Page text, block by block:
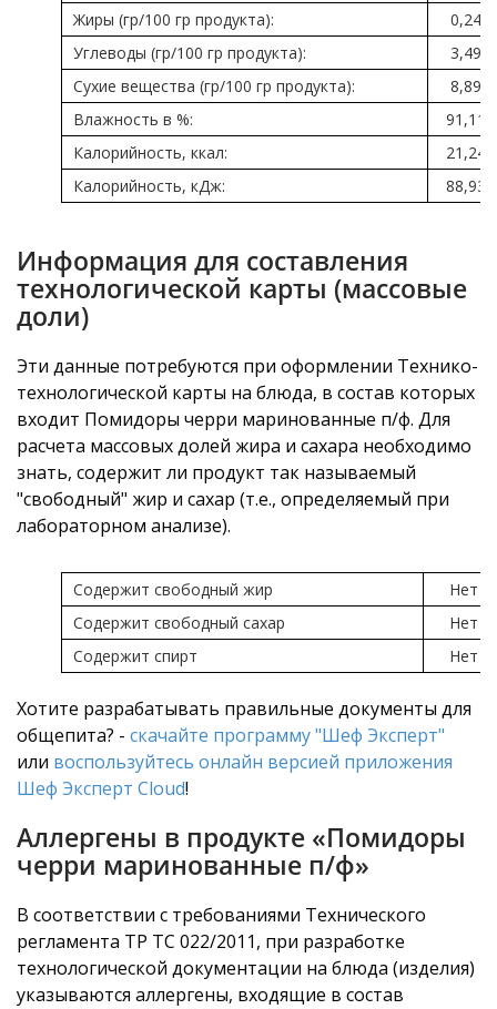
Жиры (гр/100 гр продукта):
0,24
Углеводы (гр/100 гр продукта):
3,49
Сухие вещества (гр/100 гр продукта):
8,89
Влажность в %:
91,11
Калорийность, ккал:
21,24
Калорийность, кДж:
88,93
Информация для составления
технологической карты (массовые
доли)
Эти данные потребуются при оформлении Технико-
технологической карты на блюда, в состав которых
входит Помидоры черри маринованные п/ф. Для
расчета массовых долей жира и сахара необходимо
знать, содержит ли продукт так называемый
"свободный" жир и сахар (т.е., определяемый при
лабораторном анализе).
Содержит свободный жир
Нет
Содержит свободный сахар
Нет
Содержит спирт
Нет
Хотите разрабатывать правильные документы для
общепита? - скачайте программу "Шеф Эксперт"
или воспользуйтесь онлайн версией приложения
Шеф Эксперт Cloud!
Аллергены в продукте «Помидоры
черри маринованные п/ф»
В соответствии с требованиями Технического
регламента ТР ТС 022/2011, при разработке
технологической документации на блюда (изделия)
указываются аллергены, входящие в состав